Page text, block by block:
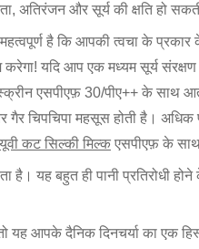
अतिरंजन और सूर्य की क्षति हो
है कि आपकी त्वचा के
यदि आप एक मध्यम सूर्य संरक्षण
एसपीएफ़ 30/पीए++ के साथ
गैर चिपचिपा महसूस होती है।
कट सिल्की मिल्क एसपीएफ़ के
यह बहुत ही पानी प्रतिरोधी
आपके दैनिक दिनचर्या का एक